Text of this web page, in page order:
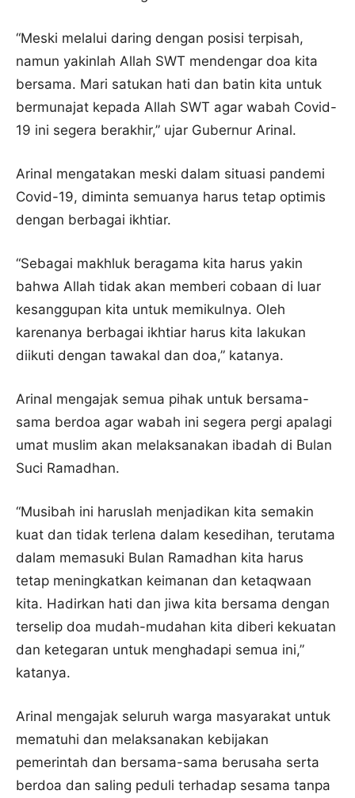
“Meski melalui daring dengan posisi terpisah,
namun yakinlah Allah SWT mendengar doa kita
bersama. Mari satukan hati dan batin kita untuk
bermunajat kepada Allah SWT agar wabah Covid-
19 ini segera berakhir,” ujar Gubernur Arinal.
Arinal mengatakan meski dalam situasi pandemi
Covid-19, diminta semuanya harus tetap optimis
dengan berbagai ikhtiar.
“Sebagai makhluk beragama kita harus yakin
bahwa Allah tidak akan memberi cobaan di luar
kesanggupan kita untuk memikulnya. Oleh
karenanya berbagai ikhtiar harus kita lakukan
diikuti dengan tawakal dan doa,” katanya.
Arinal mengajak semua pihak untuk bersama-
sama berdoa agar wabah ini segera pergi apalagi
umat muslim akan melaksanakan ibadah di Bulan
Suci Ramadhan.
“Musibah ini haruslah menjadikan kita semakin
kuat dan tidak terlena dalam kesedihan, terutama
dalam memasuki Bulan Ramadhan kita harus
tetap meningkatkan keimanan dan ketaqwaan
kita. Hadirkan hati dan jiwa kita bersama dengan
terselip doa mudah-mudahan kita diberi kekuatan
dan ketegaran untuk menghadapi semua ini,”
katanya.
Arinal mengajak seluruh warga masyarakat untuk
mematuhi dan melaksanakan kebijakan
pemerintah dan bersama-sama berusaha serta
berdoa dan saling peduli terhadap sesama tanpa